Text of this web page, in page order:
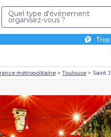
Quel type d'évènement
organisez-vous ?
métropolitaine Toulouse Saint